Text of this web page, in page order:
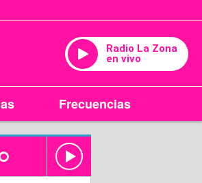
Radio La Zona
en vivo
Frecuencias